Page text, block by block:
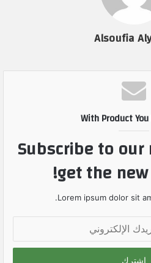
Alsoufia
With Product
Subscribe to
get the
Lorem ipsum dolor sit